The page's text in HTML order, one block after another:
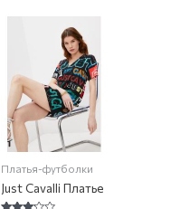
Платья-футболки
Just Cavalli Платье